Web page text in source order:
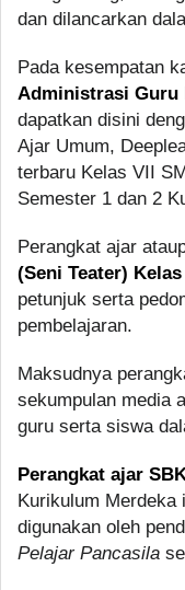
dan dilancarkan
Pada kesempatan
Administrasi Guru
dapatkan disini
Ajar Umum,
terbaru Kelas VII
Semester 1 dan 2
Perangkat ajar
(Seni Teater) Kelas
petunjuk serta
pembelajaran.
Maksudnya
sekumpulan media
guru serta siswa
Perangkat ajar
Kurikulum Merdeka
digunakan oleh
Pelajar Pancasila